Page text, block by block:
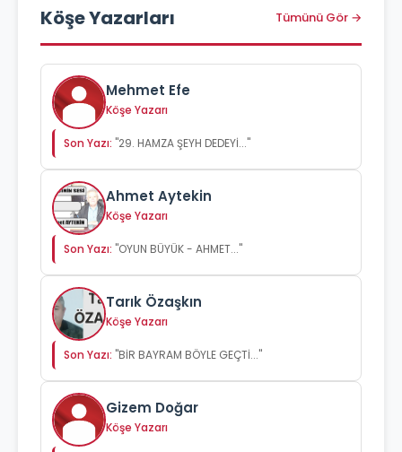
Köşe Yazarları Tümünü Gör →
Mehmet Efe
Köşe Yazarı
Son Yazı: "29. HAMZA ŞEYH DEDEYİ..."
Ahmet Aytekin
Köşe Yazarı
Son Yazı: "OYUN BÜYÜK - AHMET..."
Tarık Özaşkın
Köşe Yazarı
Son Yazı: "BİR BAYRAM BÖYLE GEÇTİ..."
Gizem Doğar
Köşe Yazarı